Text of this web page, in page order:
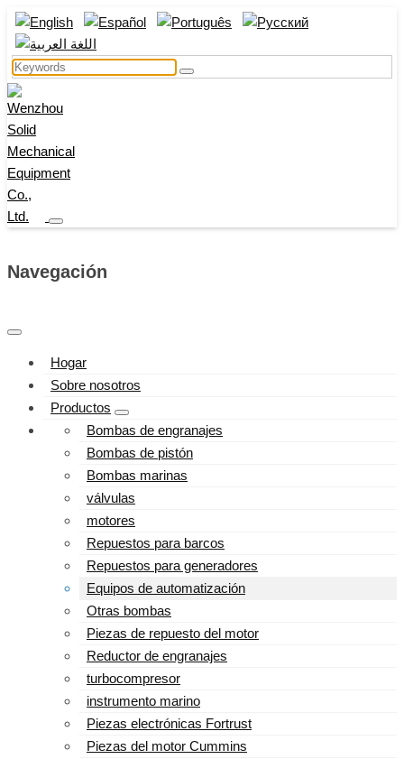
Navegación
Hogar
Sobre nosotros
Productos
Bombas de engranajes
Bombas de pistón
Bombas marinas
válvulas
motores
Repuestos para barcos
Repuestos para generadores
Equipos de automatización
Otras bombas
Piezas de repuesto del motor
Reductor de engranajes
turbocompresor
instrumento marino
Piezas electrónicas Fortrust
Piezas del motor Cummins